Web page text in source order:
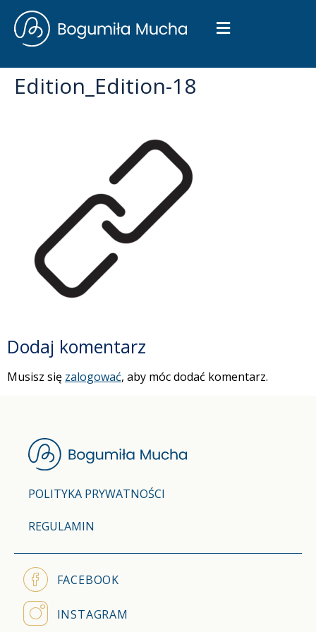
Edition_Edition-18
Dodaj komentarz
Musisz się zalogować, aby móc dodać komentarz.
POLITYKA PRYWATNOŚCI
REGULAMIN
FACEBOOK
INSTAGRAM